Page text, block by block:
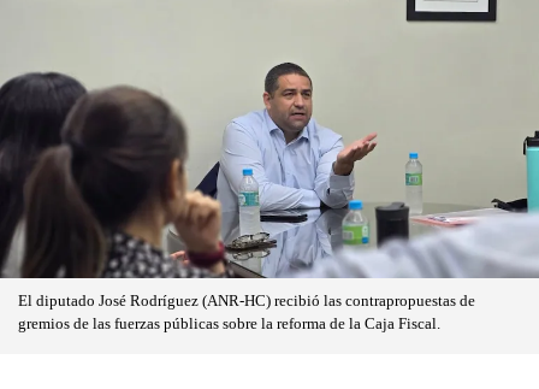
El diputado José Rodríguez (ANR-HC) recibió las contrapropuestas de
gremios de las fuerzas públicas sobre la reforma de la Caja Fiscal.